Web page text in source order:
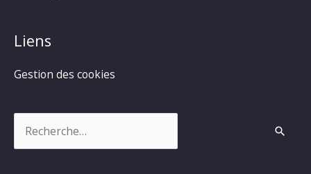
Liens
Gestion des cookies